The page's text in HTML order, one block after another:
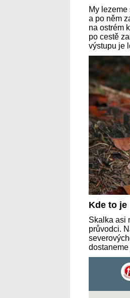
My
a po něm
na ostrém
po cestě
výstupu je
Kde to je
Skalka asi
průvodci.